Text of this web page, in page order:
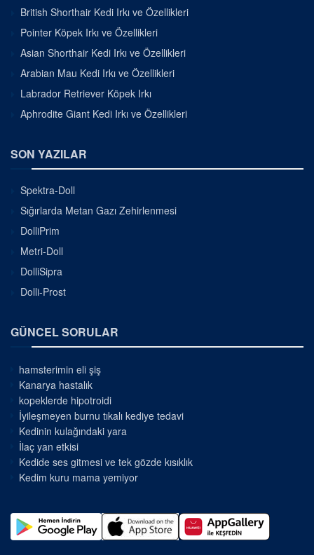
British Shorthair Kedi Irkı ve Özellikleri
Pointer Köpek Irkı ve Özellikleri
Asian Shorthair Kedi Irkı ve Özellikleri
Arabian Mau Kedi Irkı ve Özellikleri
Labrador Retriever Köpek Irkı
Aphrodite Giant Kedi Irkı ve Özellikleri
SON YAZILAR
Spektra-Doll
Sığırlarda Metan Gazı Zehirlenmesi
DolliPrim
Metri-Doll
DolliSipra
Dolli-Prost
GÜNCEL SORULAR
hamsterimin eli şiş
Kanarya hastalık
kopeklerde hipotroidi
İyileşmeyen burnu tıkalı kediye tedavi
Kedinin kulağındaki yara
İlaç yan etkisi
Kedide ses gitmesi ve tek gözde kısıklık
Kedim kuru mama yemiyor